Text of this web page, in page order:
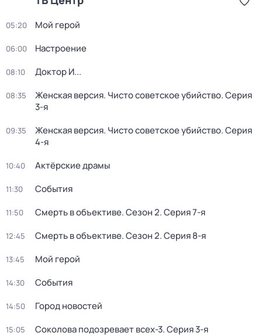
05:20 Мой герой
06:00 Настроение
08:10 Доктор И...
08:35 Женская версия. Чисто советское убийство. Серия
3-я
09:35 Женская версия. Чисто советское убийство. Серия
4-я
10:40 Актёрские драмы
11:30 События
11:50 Смерть в объективе. Сезон 2. Серия 7-я
12:45 Смерть в объективе. Сезон 2. Серия 8-я
13:45 Мой герой
14:30 События
14:50 Город новостей
15:05 Соколова подозревает всех-3. Серия 3-я